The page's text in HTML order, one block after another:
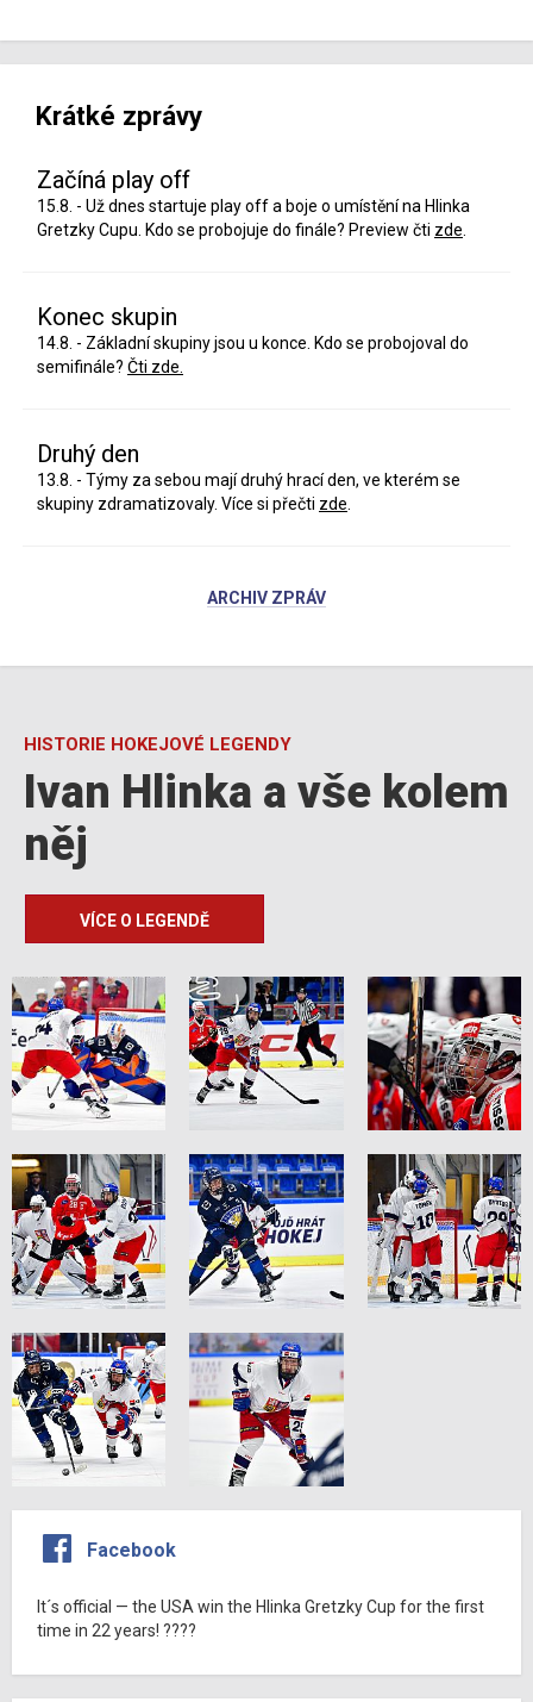
Krátké zprávy
Začíná play off
15.8. - Už dnes startuje play off a boje o umístění na Hlinka
Gretzky Cupu. Kdo se probojuje do finále? Preview čti zde
Konec skupin
14.8. - Základní skupiny jsou u konce. Kdo se probojoval do
semifinále? Čti zde.
Druhý den
13.8. - Týmy za sebou mají druhý hrací den, ve kterém se
skupiny zdramatizovaly. Více si přečti zde
ARCHIV ZPRÁV
HISTORIE HOKEJOVÉ LEGENDY
Ivan Hlinka a vše kolem
něj
VÍCE O LEGENDĚ
Facebook
It´s official — the USA win the Hlinka Gretzky Cup for the first
time in 22 years! ????